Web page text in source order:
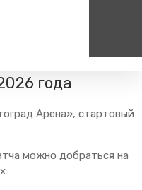
Туризм
Самостоятельные
— «Родина»
года
Арена», стартовый
можно добраться на